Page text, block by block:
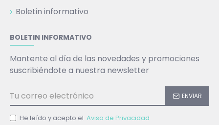
Boletin informativo
BOLETIN INFORMATIVO
Mantente al día de las novedades y promociones
suscribiéndote a nuestra newsletter
ENVIAR
He leído y acepto el Aviso de Privacidad